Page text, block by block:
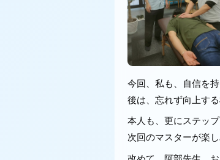
今回、私も、自信を
後は、忘れず向上す
本人も、更にステッ
次回のマスターが楽し